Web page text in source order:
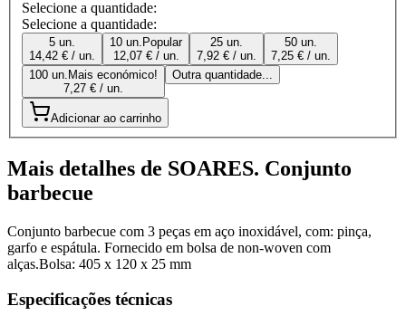
Selecione a quantidade:
Selecione a quantidade:
5 un.
14,42 € / un.
10 un. Popular
12,07 € / un.
25 un.
7,92 € / un.
50 un.
7,25 € / un.
100 un. Mais económico!
7,27 € / un.
Outra quantidade...
Adicionar ao carrinho
Mais detalhes de SOARES. Conjunto
barbecue
Conjunto barbecue com 3 peças em aço inoxidável, com: pinça,
garfo e espátula. Fornecido em bolsa de non-woven com
alças.Bolsa: 405 x 120 x 25 mm
Especificações técnicas